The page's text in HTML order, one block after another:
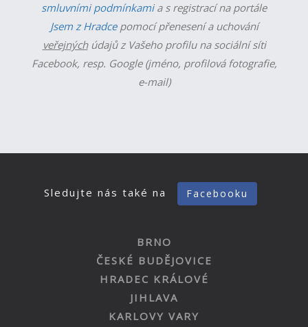
smluvními podmínkamia s registrací na portále
Jsem z Hradcepomocí přenesení a uchování
veřejnýchúdajů z Vašeho profilu na sociální síti
Facebook, resp. Google (jméno, profilová fotografie,
e-mail)
Sledujte nás také na Facebooku
BRNO
ČESKÉ BUDĚJOVICE
HRADEC KRÁLOVÉ
JIHLAVA
KARLOVY VARY